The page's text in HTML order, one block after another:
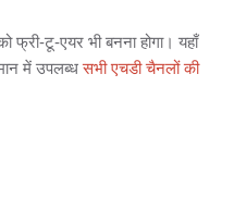
टू-एयर भी बनना होगा। यहाँ
में उपलब्धसभी एचडी चैनलों की